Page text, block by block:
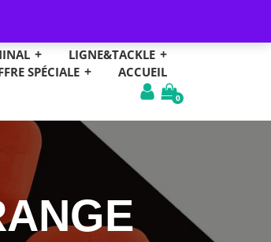
LIGNE&TACKLE
SPÉCIALE ACCUEIL
0